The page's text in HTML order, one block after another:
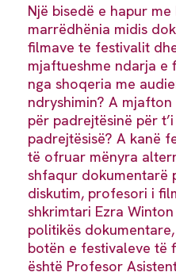
Një bisedë e hapur
marrëdhënia midis
filmave te festivalit
mjaftueshme ndarja e
nga shoqeria me
ndryshimin? A
për padrejtësinë për
padrejtësisë? A kanë
të ofruar mënyra
shfaqur dokumentarë
diskutim, profesori i
shkrimtari Ezra
politikës
botën e festivaleve të
është Profesor